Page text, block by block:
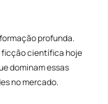
profunda.
ficção científica hoje
dominam essas
no mercado.